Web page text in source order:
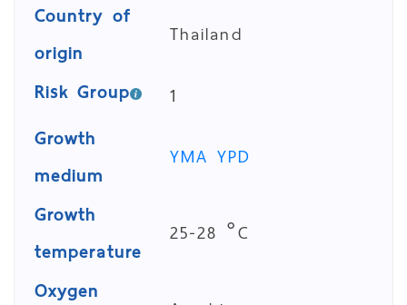
Country of
origin
Thailand
Risk Group
1
Growth
medium
YMAYPD
Growth
temperature
25-28 °C
Oxygen